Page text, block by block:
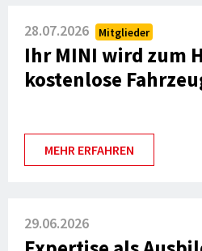
28.07.2026 Mitglieder
Ihr MINI wird zum
kostenlose
MEHR ERFAHREN
29.06.2026